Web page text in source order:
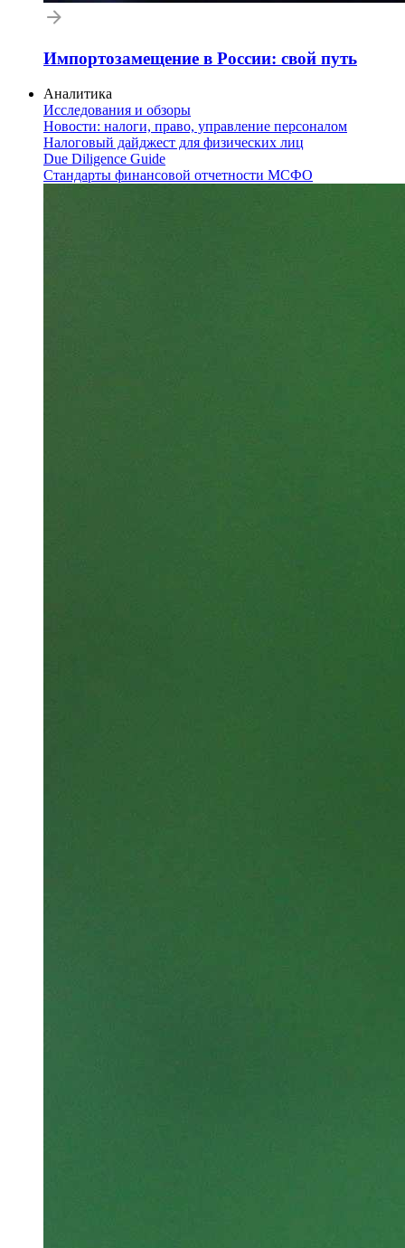
Импортозамещение в России: свой путь
Аналитика
Исследования и обзоры
Новости: налоги, право, управление персоналом
Налоговый дайджест для физических лиц
Due Diligence Guide
Стандарты финансовой отчетности МСФО